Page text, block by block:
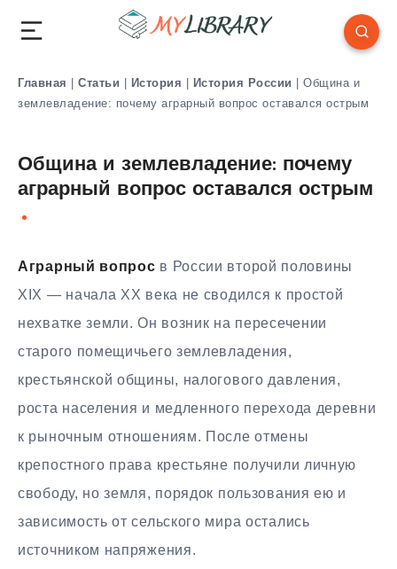
Главная | Статьи | История | История России | Община и
землевладение: почему аграрный вопрос оставался острым
Община и землевладение: почему
аграрный вопрос оставался острым
Аграрный вопрос в России второй половины
XIX — начала XX века не сводился к простой
нехватке земли. Он возник на пересечении
старого помещичьего землевладения,
крестьянской общины, налогового давления,
роста населения и медленного перехода деревни
к рыночным отношениям. После отмены
крепостного права крестьяне получили личную
свободу, но земля, порядок пользования ею и
зависимость от сельского мира остались
источником напряжения.